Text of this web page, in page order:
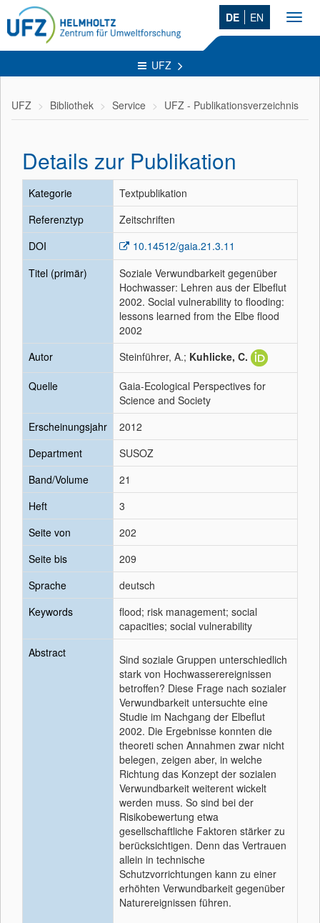
DE EN
UFZ
UFZ Bibliothek Service UFZ - Publikationsverzeichnis
Details zur Publikation
Kategorie
Textpublikation
Referenztyp
Zeitschriften
DOI
10.14512/gaia.21.3.11
Titel (primär)
Soziale Verwundbarkeit gegenüber
Hochwasser: Lehren aus der Elbeflut
2002. Social vulnerability to flooding:
lessons learned from the Elbe flood
2002
Autor
Steinführer, A.; Kuhlicke, C.
Quelle
Gaia-Ecological Perspectives for
Science and Society
Erscheinungsjahr
2012
Department
SUSOZ
Band/Volume
21
Heft
3
Seite von
202
Seite bis
209
Sprache
deutsch
Keywords
flood; risk management; social
capacities; social vulnerability
Abstract
Sind soziale Gruppen unterschiedlich
stark von Hochwasserereignissen
betroffen? Diese Frage nach sozialer
Verwundbarkeit untersuchte eine
Studie im Nachgang der Elbeflut
2002. Die Ergebnisse konnten die
theoreti schen Annahmen zwar nicht
belegen, zeigen aber, in welche
Richtung das Konzept der sozialen
Verwundbarkeit weiterent wickelt
werden muss. So sind bei der
Risikobewertung etwa
gesellschaftliche Faktoren stärker zu
berücksichtigen. Denn das Vertrauen
allein in technische
Schutzvorrichtungen kann zu einer
erhöhten Verwundbarkeit gegenüber
Naturereignissen führen.